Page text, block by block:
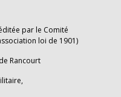
par le Comité
loi de 1901)
Rancourt